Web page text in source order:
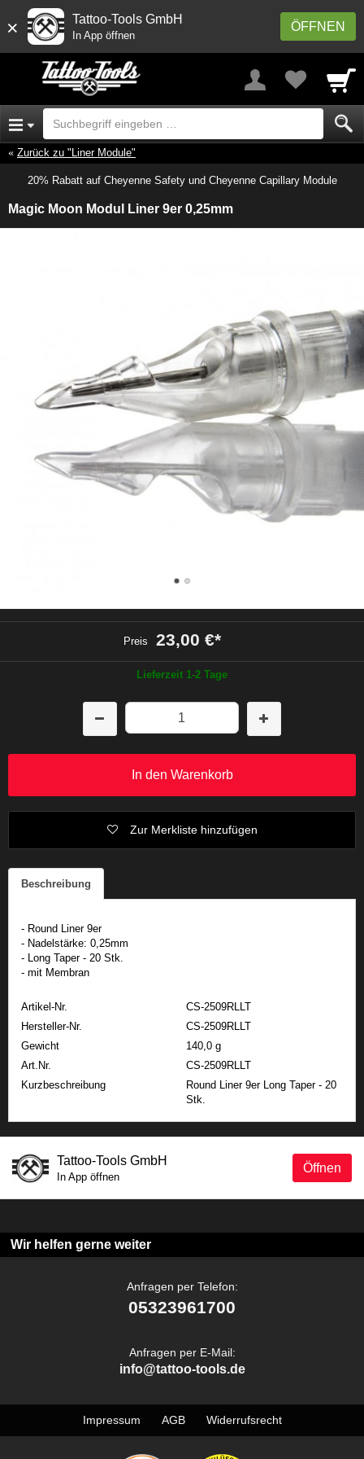
× ÖFFNEN
Tattoo-Tools GmbH
In App öffnen
Zurück zu "Liner Module"
20% Rabatt auf Cheyenne Safety und Cheyenne Capillary Module
Magic Moon Modul Liner 9er 0,25mm
Preis 23,00 €*
Lieferzeit 1-2 Tage
In den Warenkorb
Zur Merkliste hinzufügen
Beschreibung
- Round Liner 9er
- Nadelstärke: 0,25mm
- Long Taper - 20 Stk.
- mit Membran
Artikel-Nr.
CS-2509RLLT
Hersteller-Nr.
CS-2509RLLT
Gewicht
140,0 g
Art.Nr.
CS-2509RLLT
Kurzbeschreibung
Round Liner 9er Long Taper - 20
Stk.
Öffnen
Tattoo-Tools GmbH
In App öffnen
Wir helfen gerne weiter
Anfragen per Telefon:
05323961700
Anfragen per E-Mail:
info@tattoo-tools.de
Impressum AGB Widerrufsrecht